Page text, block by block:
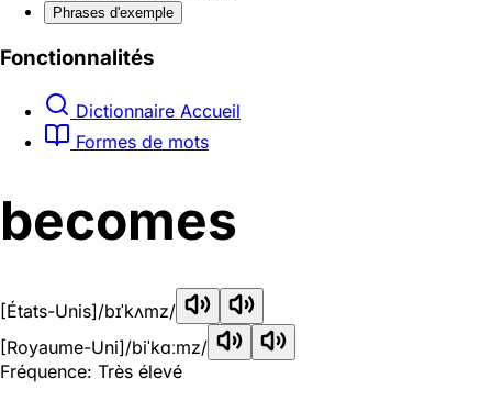
Phrases d'exemple
Fonctionnalités
Dictionnaire Accueil
Formes de mots
becomes
[États-Unis]/bɪˈkʌmz/
[Royaume-Uni]/biˈkɑːmz/
Fréquence: Très élevé